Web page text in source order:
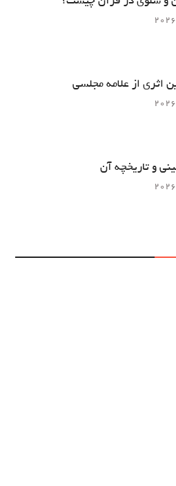
اثری از علامه مجلسی
و تاریخچه آن